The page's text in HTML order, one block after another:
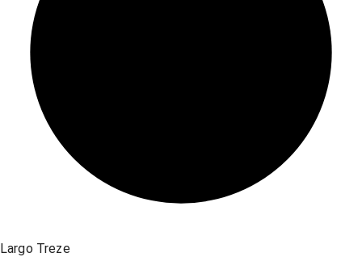
Largo Treze